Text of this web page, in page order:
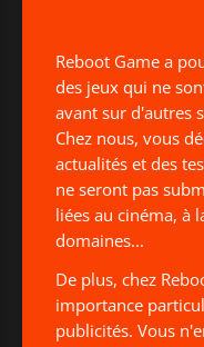
Reboot Game a
des jeux qui ne
avant sur d'autres
Chez nous, vous
actualités et des
ne seront pas
liées au cinéma, à
domaines...
De plus, chez
importance
publicités. Vous